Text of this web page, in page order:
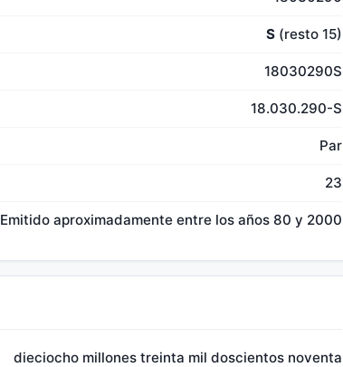
S (resto 15)
18030290S
18.030.290-S
Par
23
Emitido aproximadamente entre los años 80 y 2000
dieciocho millones treinta mil doscientos noventa